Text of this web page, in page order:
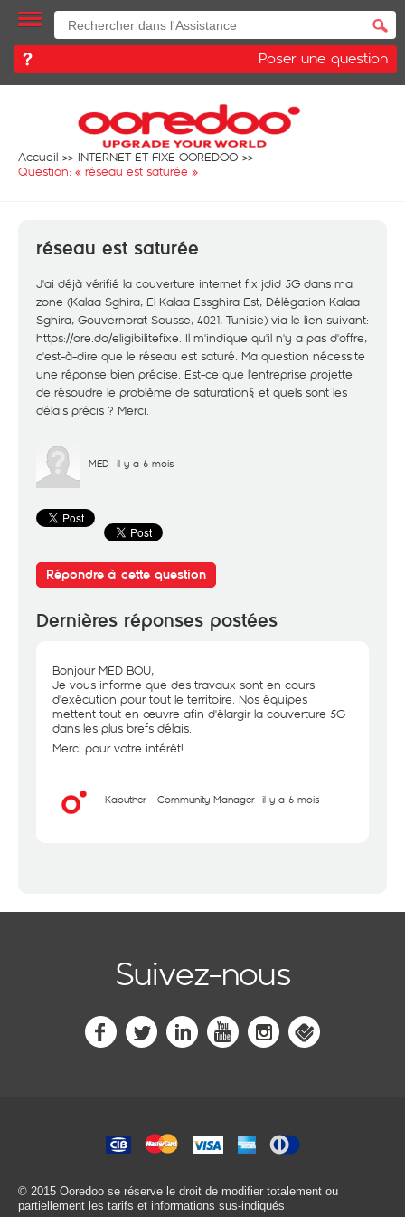
Poser une question
Accueil
INTERNET ET FIXE OOREDOO
Question: « réseau est saturée »
réseau est saturée
J'ai déjà vérifié la couverture internet fix jdid 5G dans ma
zone (Kalaa Sghira, El Kalaa Essghira Est, Délégation Kalaa
Sghira, Gouvernorat Sousse, 4021, Tunisie) via le lien suivant:
https://ore.do/eligibilitefixe. Il m'indique qu'il n'y a pas d'offre,
c'est-à-dire que le réseau est saturé. Ma question nécessite
une réponse bien précise. Est-ce que l'entreprise projette
de résoudre le problème de saturation§ et quels sont les
délais précis ? Merci.
MED il y a 6 mois
Répondre à cette question
Dernières réponses postées
Bonjour MED BOU,
Je vous informe que des travaux sont en cours
d'exécution pour tout le territoire. Nos équipes
mettent tout en œuvre afin d'élargir la couverture 5G
dans les plus brefs délais.
Merci pour votre intérêt!
Kaouther - Community Manager il y a 6 mois
Suivez-nous
© 2015 Ooredoo se réserve le droit de modifier totalement ou
partiellement les tarifs et informations sus-indiqués